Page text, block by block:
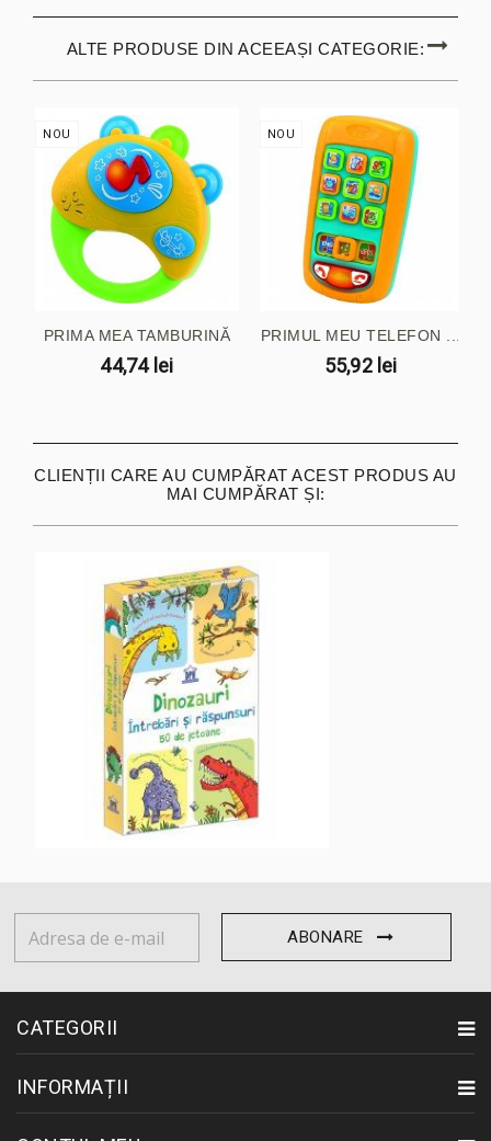
ALTE PRODUSE DIN ACEEAȘI CATEGORIE:
NOU
PRIMA MEA TAMBURINĂ
44,74 lei
NOU
PRIMUL MEU TELEFON ...
55,92 lei
CLIENȚII CARE AU CUMPĂRAT ACEST PRODUS AU
MAI CUMPĂRAT ȘI:
ABONARE
CATEGORII
INFORMAȚII